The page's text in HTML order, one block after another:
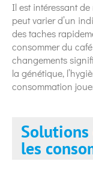
Il est intéressant
peut varier d’un
des taches
consommer du
changements
la génétique,
consommation
les